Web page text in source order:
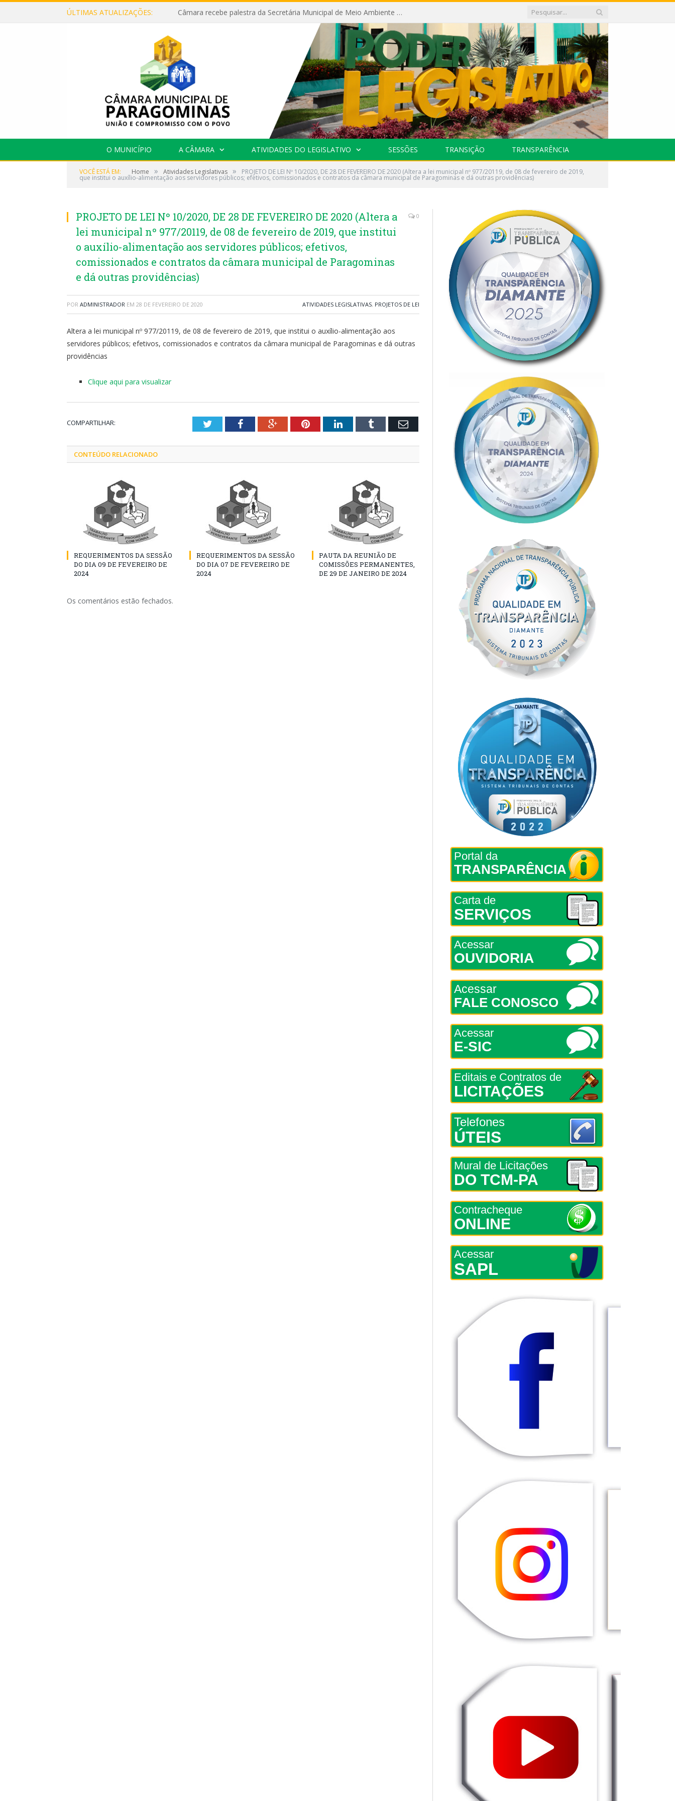
ÚLTIMAS ATUALIZAÇÕES: Câmara recebe palestra da Secretária Municipal de Meio Ambiente sobre as ações da “SEMANA DO MEIO AMBIENTE”
O MUNICÍPIO A CÂMARA ATIVIDADES DO LEGISLATIVO SESSÕES TRANSIÇÃO TRANSPARÊNCIA
VOCÊ ESTÁ EM: Home » Atividades Legislativas » PROJETO DE LEI Nº 10/2020, DE 28 DE FEVEREIRO DE 2020 (Altera a lei municipal nº 977/20119, de 08 de fevereiro de 2019,
que institui o auxílio-alimentação aos servidores públicos; efetivos, comissionados e contratos da câmara municipal de Paragominas e dá outras providências)
PROJETO DE LEI Nº 10/2020, DE 28 DE FEVEREIRO DE 2020 (Altera a
lei municipal nº 977/20119, de 08 de fevereiro de 2019, que institui
o auxílio-alimentação aos servidores públicos; efetivos,
comissionados e contratos da câmara municipal de Paragominas
e dá outras providências)
0
POR ADMINISTRADOR EM 28 DE FEVEREIRO DE 2020 ATIVIDADES LEGISLATIVAS, PROJETOS DE LEI
Altera a lei municipal nº 977/20119, de 08 de fevereiro de 2019, que institui o auxílio-alimentação aos
servidores públicos; efetivos, comissionados e contratos da câmara municipal de Paragominas e dá outras
providências
Clique aqui para visualizar
COMPARTILHAR: TwitterFacebookGoogle+PinterestLinkedInTumblr Email
CONTEÚDO RELACIONADO
REQUERIMENTOS DA SESSÃO
DO DIA 09 DE FEVEREIRO DE
2024
REQUERIMENTOS DA SESSÃO
DO DIA 07 DE FEVEREIRO DE
2024
PAUTA DA REUNIÃO DE
COMISSÕES PERMANENTES,
DE 29 DE JANEIRO DE 2024
Os comentários estão fechados.
Portal da
TRANSPARÊNCIA
Carta de
SERVIÇOS
Acessar
OUVIDORIA
Acessar
FALE CONOSCO
Acessar
E-SIC
Editais e Contratos de
LICITAÇÕES
Telefones
ÚTEIS
Mural de Licitações
DO TCM-PA
Contracheque
ONLINE
Acessar
SAPL